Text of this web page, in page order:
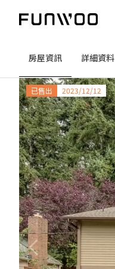
房屋資訊 詳細資料
已售出 2023/12/12